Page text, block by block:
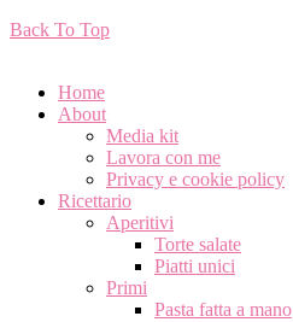
Back To Top
Home
About
Media kit
Lavora con me
Privacy e cookie policy
Ricettario
Aperitivi
Torte salate
Piatti unici
Primi
Pasta fatta a mano